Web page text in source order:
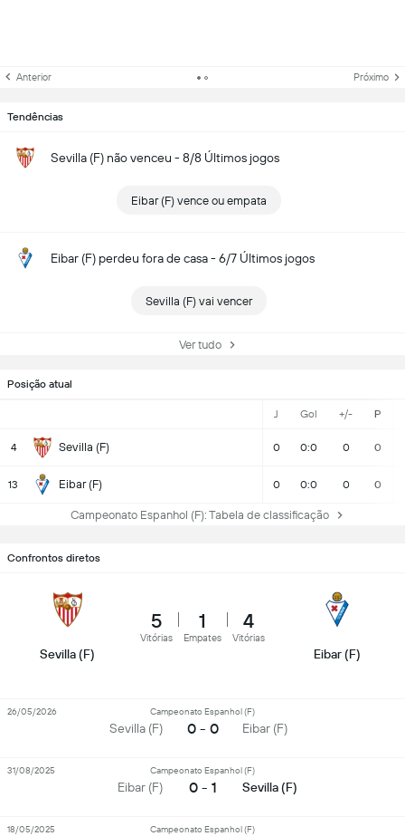
Anterior Próximo
Tendências
Sevilla (F) não venceu - 8/8 Últimos jogos
Eibar (F) vence ou empata
Eibar (F) perdeu fora de casa - 6/7 Últimos jogos
Sevilla (F) vai vencer
Ver tudo
Posição atual
J Gol +/- P
4 Sevilla (F) 0 0:0 0 0
13 Eibar (F) 0 0:0 0 0
Campeonato Espanhol (F): Tabela de classificação
Confrontos diretos
Sevilla (F)
5
Vitórias
1
Empates
4
Vitórias
Eibar (F)
Sevilla (F)
Campeonato Espanhol (F)
0 - 0 Eibar (F)
26/05/2026
Eibar (F)
Campeonato Espanhol (F)
0 - 1 Sevilla (F)
31/08/2025
Campeonato Espanhol (F)
18/05/2025